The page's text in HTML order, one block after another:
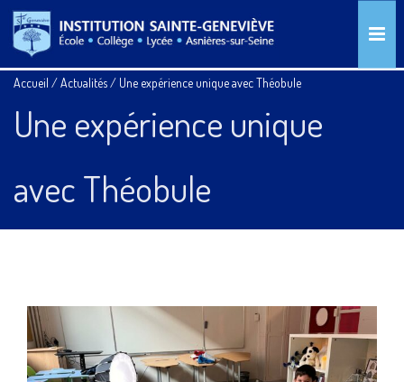
Accueil /Actualités/ Une expérience unique avec Théobule
Une expérience unique
avec Théobule